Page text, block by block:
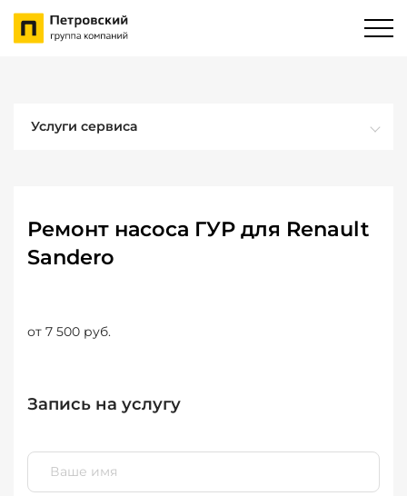
Услуги сервиса
Ремонт насоса ГУР для Renault
Sandero
от 7 500 руб.
Запись на услугу